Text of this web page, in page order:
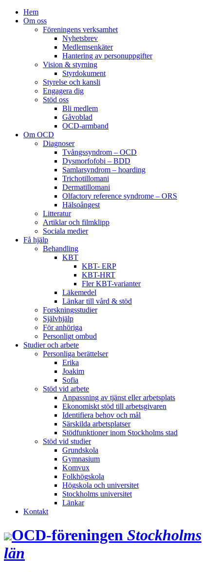
Hem
Om oss
Föreningens verksamhet
Nyhetsbrev
Medlemsenkäter
Hantering av personuppgifter
Vision & styrning
Styrdokument
Styrelse och kansli
Engagera dig
Stöd oss
Bli medlem
Gåvoblad
OCD-armband
Om OCD
Diagnoser
Tvångssyndrom – OCD
Dysmorfofobi – BDD
Samlarsyndrom – hoarding
Trichotillomani
Dermatillomani
Olfactory reference syndrome – ORS
Hälsoångest
Litteratur
Artiklar och filmklipp
Sociala medier
Få hjälp
Behandling
KBT
KBT- ERP
KBT-HRT
Fler KBT-varianter
Läkemedel
Länkar till vård & stöd
Forskningsstudier
Självhjälp
För anhöriga
Personligt ombud
Studier och arbete
Personliga berättelser
Erika
Joakim
Sofia
Stöd vid arbete
Anpassning av tjänst eller arbetsplats
Ekonomiskt stöd till arbetsgivaren
Identifiera behov och mål
Särskilda arbetsplatser
Stödfunktioner inom Stockholms stad
Stöd vid studier
Grundskola
Gymnasium
Komvux
Folkhögskola
Högskola och universitet
Stockholms universitet
Länkar
Kontakt
OCD‑föreningen Stockholms
län